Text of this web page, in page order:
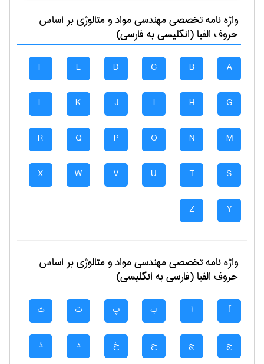
واژه نامه تخصصیمهندسی مواد و متالوژیبر اساس
حروف الفبا (انگلیسی به فارسی)
A
B
C
D
E
F
G
H
I
J
K
L
M
N
O
P
Q
R
S
T
U
V
W
X
Y
Z
واژه نامه تخصصیمهندسی مواد و متالوژیبر اساس
حروف الفبا (فارسی به انگلیسی)
آ ا ب پ ت ث
ج چ ح خ د ذ